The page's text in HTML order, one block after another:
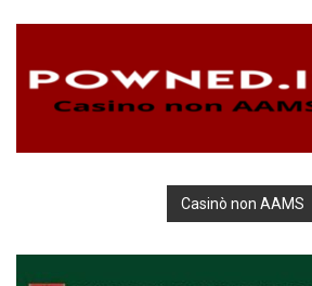
Casinò non AAMS